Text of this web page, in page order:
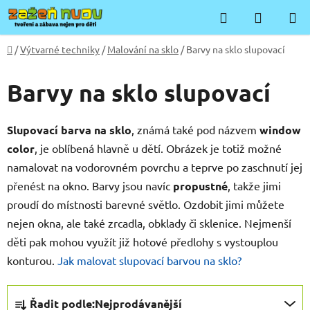
Přejít
na
obsah
Hledat
KOŠÍK
Domů
/Výtvarné techniky / Malování na sklo / Barvy na sklo slupovací
Barvy na sklo slupovací
Slupovací barva na sklo, známá také pod názvem window
color, je oblíbená hlavně u dětí. Obrázek je totiž možné
namalovat na vodorovném povrchu a teprve po zaschnutí jej
přenést na okno. Barvy jsou navíc propustné, takže jimi
proudí do místnosti barevné světlo. Ozdobit jimi můžete
nejen okna, ale také zrcadla, obklady či sklenice. Nejmenší
děti pak mohou využít již hotové předlohy s vystouplou
konturou. Jak malovat slupovací barvou na sklo?
Řadit podle:Nejprodávanější